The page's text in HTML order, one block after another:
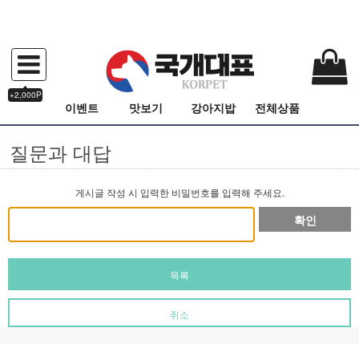
+2,000P
이벤트 맛보기 강아지밥 전체상품
질문과 대답
게시글 작성 시 입력한 비밀번호를 입력해 주세요.
확인
목록
취소